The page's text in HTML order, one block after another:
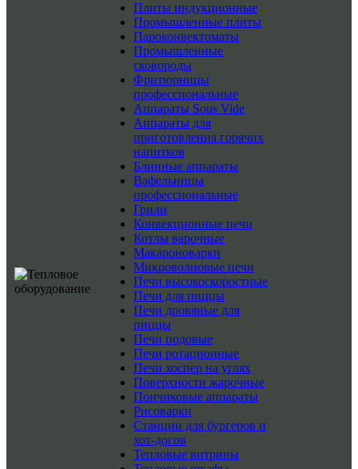
Плиты индукционные
Промышленные плиты
Пароконвектоматы
Промышленные
сковороды
Фритюрницы
профессиональные
Аппараты Sous Vide
Аппараты для
приготовления горячих
напитков
Блинные аппараты
Вафельницы
профессиональные
Грили
Конвекционные печи
Котлы варочные
Макароноварки
Микроволновые печи
Печи высокоскоростные
Печи для пиццы
Печи дровяные для
пиццы
Печи подовые
Печи ротационные
Печи хоспер на углях
Поверхности жарочные
Пончиковые аппараты
Рисоварки
Станции для бургеров и
хот-догов
Тепловые витрины